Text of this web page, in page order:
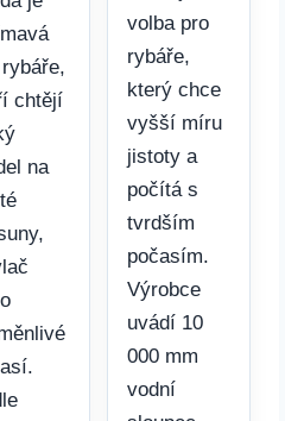
chtějí
na
volba pro
rybáře,
který chce
vyšší míru
jistoty a
počítá s
tvrdším
počasím.
Výrobce
uvádí 10
000 mm
vodní